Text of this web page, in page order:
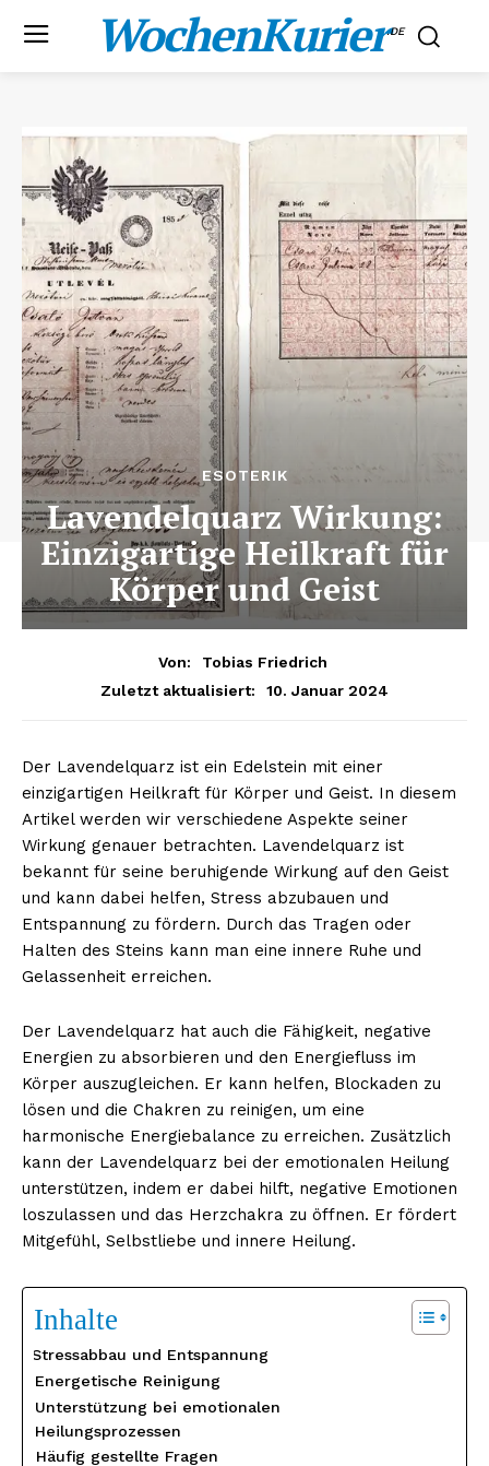
WochenKurier.DE
ESOTERIK
Lavendelquarz Wirkung:
Einzigartige Heilkraft für
Körper und Geist
Von:
Tobias Friedrich
Zuletzt aktualisiert:
10. Januar 2024
Der Lavendelquarz ist ein Edelstein mit einer
einzigartigen Heilkraft für Körper und Geist. In diesem
Artikel werden wir verschiedene Aspekte seiner
Wirkung genauer betrachten. Lavendelquarz ist
bekannt für seine beruhigende Wirkung auf den Geist
und kann dabei helfen, Stress abzubauen und
Entspannung zu fördern. Durch das Tragen oder
Halten des Steins kann man eine innere Ruhe und
Gelassenheit erreichen.
Der Lavendelquarz hat auch die Fähigkeit, negative
Energien zu absorbieren und den Energiefluss im
Körper auszugleichen. Er kann helfen, Blockaden zu
lösen und die Chakren zu reinigen, um eine
harmonische Energiebalance zu erreichen. Zusätzlich
kann der Lavendelquarz bei der emotionalen Heilung
unterstützen, indem er dabei hilft, negative Emotionen
loszulassen und das Herzchakra zu öffnen. Er fördert
Mitgefühl, Selbstliebe und innere Heilung.
Inhalte
Stressabbau und Entspannung
Energetische Reinigung
Unterstützung bei emotionalen
Heilungsprozessen
Häufig gestellte Fragen